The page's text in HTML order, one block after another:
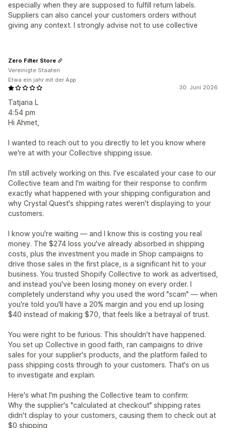
especially when they are supposed to fulfill return labels.
Suppliers can also cancel your customers orders without
giving any context. I strongly advise not to use collective
30. Juni 2026
Tatjana L
4:54 pm
Hi Ahmet,
I wanted to reach out to you directly to let you know where
we're at with your Collective shipping issue.
I'm still actively working on this. I've escalated your case to our
Collective team and I'm waiting for their response to confirm
exactly what happened with your shipping configuration and
why Crystal Quest's shipping rates weren't displaying to your
customers.
I know you're waiting — and I know this is costing you real
money. The $274 loss you've already absorbed in shipping
costs, plus the investment you made in Shop campaigns to
drive those sales in the first place, is a significant hit to your
business. You trusted Shopify Collective to work as advertised,
and instead you've been losing money on every order. I
completely understand why you used the word "scam" — when
you're told you'll have a 20% margin and you end up losing
$40 instead of making $70, that feels like a betrayal of trust.
You were right to be furious. This shouldn't have happened.
You set up Collective in good faith, ran campaigns to drive
sales for your supplier's products, and the platform failed to
pass shipping costs through to your customers. That's on us
to investigate and explain.
Here's what I'm pushing the Collective team to confirm:
Why the supplier's "calculated at checkout" shipping rates
didn't display to your customers, causing them to check out at
$0 shipping
Zero Filter Store
Vereinigte Staaten
Etwa ein jahr mit der App